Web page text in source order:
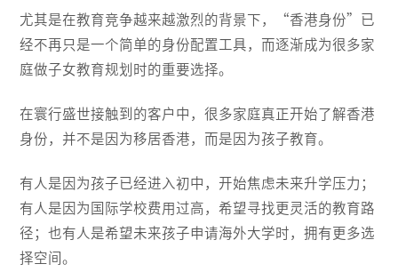
尤其是在教育竞争越来越激烈的背景下，“香港身份”已
经不再只是一个简单的身份配置工具，而逐渐成为很多家
庭做子女教育规划时的重要选择。
在寰行盛世接触到的客户中，很多家庭真正开始了解香港
身份，并不是因为移居香港，而是因为孩子教育。
有人是因为孩子已经进入初中，开始焦虑未来升学压力；
有人是因为国际学校费用过高，希望寻找更灵活的教育路
径；也有人是希望未来孩子申请海外大学时，拥有更多选
择空间。